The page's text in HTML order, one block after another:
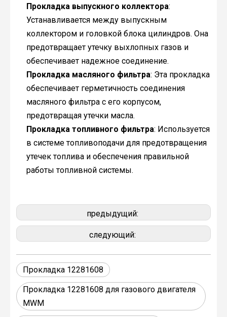
Прокладка выпускного коллектора:
Устанавливается между выпускным
коллектором и головкой блока цилиндров. Она
предотвращает утечку выхлопных газов и
обеспечивает надежное соединение.
Прокладка масляного фильтра: Эта прокладка
обеспечивает герметичность соединения
масляного фильтра с его корпусом,
предотвращая утечки масла.
Прокладка топливного фильтра: Используется
в системе топливоподачи для предотвращения
утечек топлива и обеспечения правильной
работы топливной системы.
предыдущий:
следующий:
Прокладка 12281608
Прокладка 12281608 для газового двигателя
MWM